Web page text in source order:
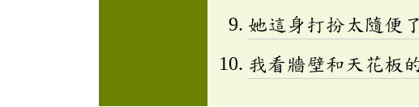
她這身打扮太隨便
我看牆壁和天花板